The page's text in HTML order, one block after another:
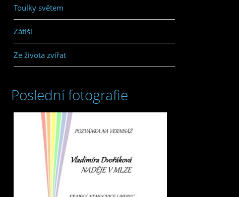
Toulky světem
Zátiší
Ze života zvířat
Poslední fotografie